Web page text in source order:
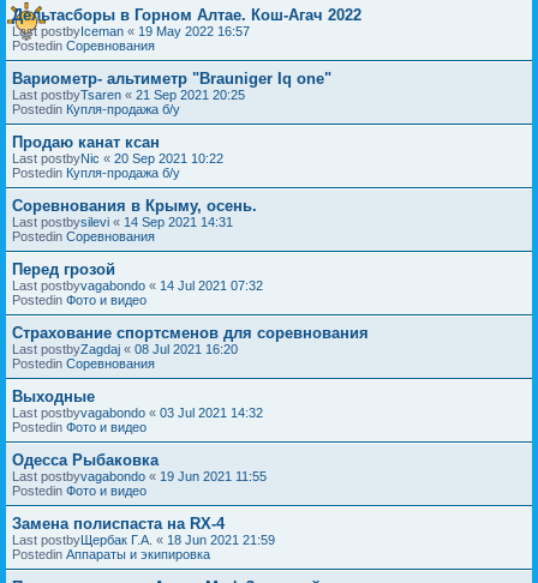
Дельтасборы в Горном Алтае. Кош-Агач 2022
Last postbyIceman « 19 May 2022 16:57
Postedin Соревнования
Вариометр- альтиметр "Brauniger Iq one"
Last postbyTsaren « 21 Sep 2021 20:25
Postedin Купля-продажа б/у
Продаю канат ксан
Last postbyNic « 20 Sep 2021 10:22
Postedin Купля-продажа б/у
Соревнования в Крыму, осень.
Last postbysilevi « 14 Sep 2021 14:31
Postedin Соревнования
Перед грозой
Last postbyvagabondo « 14 Jul 2021 07:32
Postedin Фото и видео
Страхование спортсменов для соревнования
Last postbyZagdaj « 08 Jul 2021 16:20
Postedin Соревнования
Выходные
Last postbyvagabondo « 03 Jul 2021 14:32
Postedin Фото и видео
Одесса Рыбаковка
Last postbyvagabondo « 19 Jun 2021 11:55
Postedin Фото и видео
Замена полиспаста на RX-4
Last postbyЩербак Г.А. « 18 Jun 2021 21:59
Postedin Аппараты и экипировка